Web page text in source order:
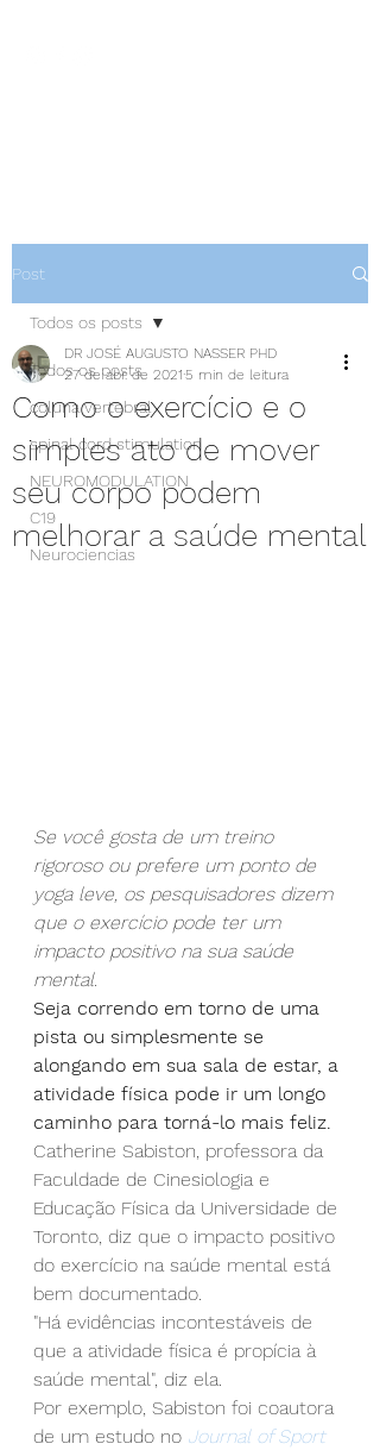
Post
Todos os posts
coluna vertebral
spinal cord stimulation
NEUROMODULATION
C19
Neurociencias
Todos os posts
Como o exercício e o
simples ato de mover
seu corpo podem
melhorar a saúde mental
DR JOSÉ AUGUSTO NASSER PHD
27 de abr. de 2021 5 min de leitura
Se você gosta de um treino
rigoroso ou prefere um ponto de
yoga leve, os pesquisadores dizem
que o exercício pode ter um
impacto positivo na sua saúde
mental.
Seja correndo em torno de uma
pista ou simplesmente se
alongando em sua sala de estar, a
atividade física pode ir um longo
caminho para torná-lo mais feliz.
Catherine Sabiston, professora da
Faculdade de Cinesiologia e
Educação Física da Universidade de
Toronto, diz que o impacto positivo
do exercício na saúde mental está
bem documentado.
"Há evidências incontestáveis de
que a atividade física é propícia à
saúde mental", diz ela.
Por exemplo, Sabiston foi coautora
de um estudo no Journal of Sport